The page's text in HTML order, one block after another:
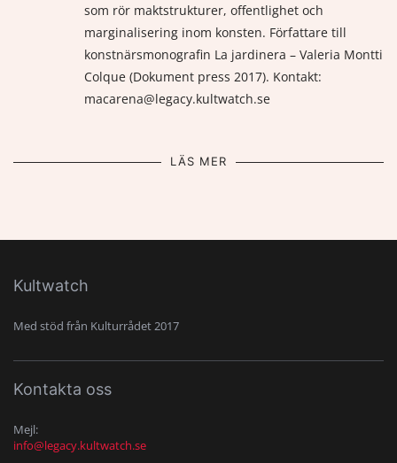
som rör maktstrukturer, offentlighet och
marginalisering inom konsten. Författare till
konstnärsmonografin La jardinera – Valeria Montti
Colque (Dokument press 2017). Kontakt:
macarena@legacy.kultwatch.se
LÄS MER
Kultwatch
Med stöd från Kulturrådet 2017
Kontakta oss
Mejl:
info@legacy.kultwatch.se